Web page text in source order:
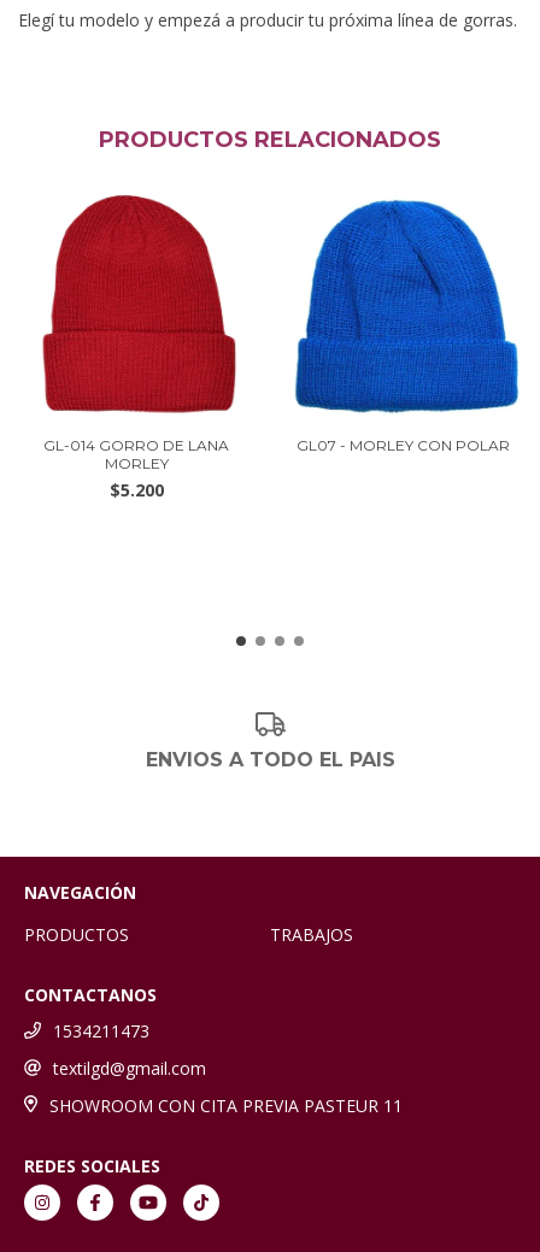
Elegí tu modelo y empezá a producir tu próxima línea de gorras.
PRODUCTOS RELACIONADOS
GL-014 GORRO DE LANA
MORLEY
$5.200
GL07 - MORLEY CON POLAR
ENVIOS A TODO EL PAIS
NAVEGACIÓN
PRODUCTOS
TRABAJOS
CONTACTANOS
1534211473
textilgd@gmail.com
SHOWROOM CON CITA PREVIA PASTEUR 11
REDES SOCIALES